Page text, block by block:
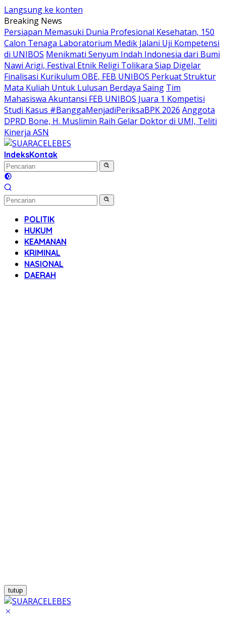
Langsung ke konten
Breaking News
Persiapan Memasuki Dunia Profesional Kesehatan, 150
Calon Tenaga Laboratorium Medik Jalani Uji Kompetensi
di UNIBOS Menikmati Senyum Indah Indonesia dari Bumi
Nawi Arigi, Festival Etnik Religi Tolikara Siap Digelar
Finalisasi Kurikulum OBE, FEB UNIBOS Perkuat Struktur
Mata Kuliah Untuk Lulusan Berdaya Saing Tim
Mahasiswa Akuntansi FEB UNIBOS Juara 1 Kompetisi
Studi Kasus #BanggaMenjadiPeriksaBPK 2026 Anggota
DPRD Bone, H. Muslimin Raih Gelar Doktor di UMI, Teliti
Kinerja ASN
IndeksKontak
POLITIK
HUKUM
KEAMANAN
KRIMINAL
NASIONAL
DAERAH
tutup